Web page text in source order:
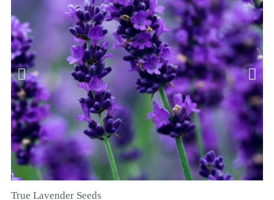
SZYBKI PODGLĄD
True Lavender Seeds